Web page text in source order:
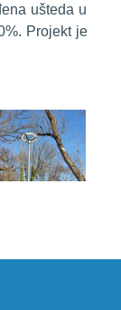
ušteda u
Projekt je